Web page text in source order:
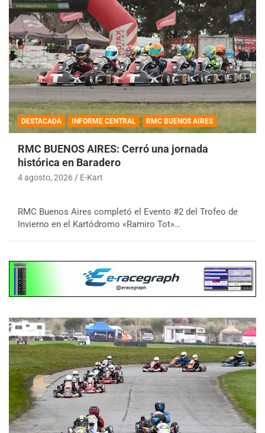
DESTACADA INFORME CENTRAL RMC BUENOS AIRES
RMC BUENOS AIRES: Cerró una jornada
histórica en Baradero
4 agosto, 2026 E-Kart
RMC Buenos Aires completó el Evento #2 del Trofeo de
Invierno en el Kartódromo «Ramiro Tot»…